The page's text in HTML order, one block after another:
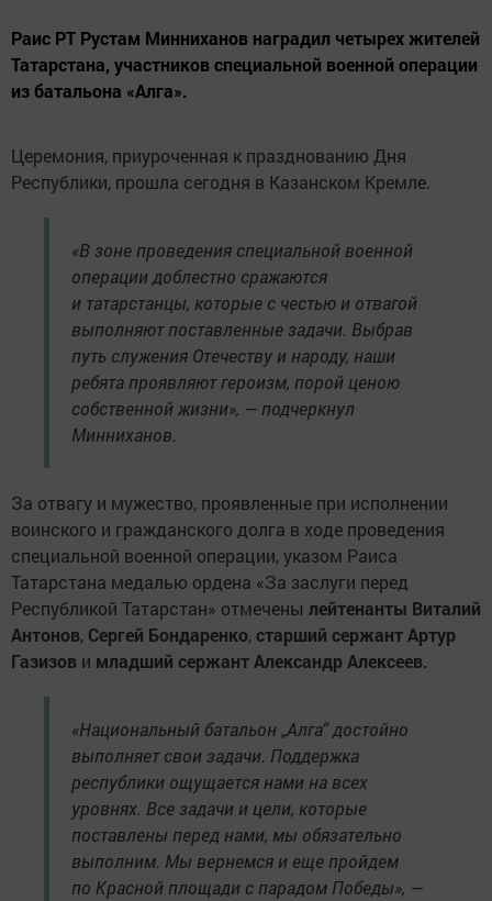
Раис РТ Рустам Минниханов наградил четырех жителей
Татарстана, участников специальной военной операции
из батальона «Алга».
Церемония, приуроченная к празднованию Дня
Республики, прошла сегодня в Казанском Кремле.
«В зоне проведения специальной военной
операции доблестно сражаются
и татарстанцы, которые с честью и отвагой
выполняют поставленные задачи. Выбрав
путь служения Отечеству и народу, наши
ребята проявляют героизм, порой ценою
собственной жизни», — подчеркнул
Минниханов.
За отвагу и мужество, проявленные при исполнении
воинского и гражданского долга в ходе проведения
специальной военной операции, указом Раиса
Татарстана медалью ордена «За заслуги перед
Республикой Татарстан» отмечены лейтенанты Виталий
Антонов, Сергей Бондаренко,старший сержант Артур
Газизов и младший сержант Александр Алексеев.
«Национальный батальон „Алга“ достойно
выполняет свои задачи. Поддержка
республики ощущается нами на всех
уровнях. Все задачи и цели, которые
поставлены перед нами, мы обязательно
выполним. Мы вернемся и еще пройдем
по Красной площади с парадом Победы», —